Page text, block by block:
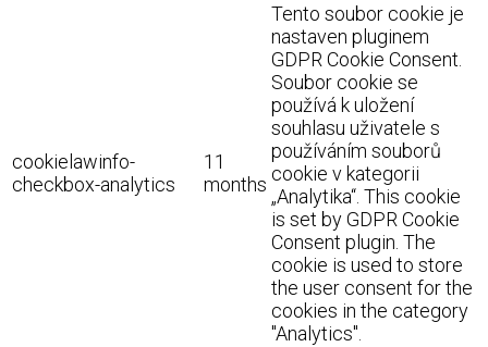
cookielawinfo-
checkbox-analytics
11
months
Tento soubor cookie je
nastaven pluginem
GDPR Cookie Consent.
Soubor cookie se
používá k uložení
souhlasu uživatele s
používáním souborů
cookie v kategorii
„Analytika“. This cookie
is set by GDPR Cookie
Consent plugin. The
cookie is used to store
the user consent for the
cookies in the category
"Analytics".